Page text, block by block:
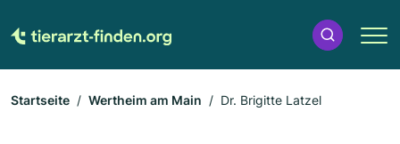
Startseite Wertheim am Main Dr. Brigitte Latzel